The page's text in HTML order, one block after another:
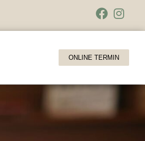
ONLINE TERMIN